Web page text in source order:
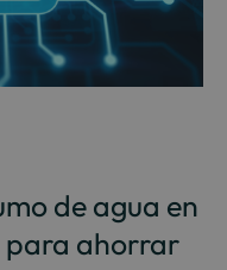
de agua en
para ahorrar